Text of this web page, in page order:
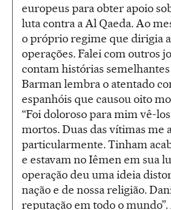
europeus para obter apoio
luta contra a Al Qaeda. Ao
o próprio regime que dirigia
operações. Falei com outros
contam histórias semelhantes
Barman lembra o atentado
espanhóis que causou oito
“Foi doloroso para mim vê-
mortos. Duas das vítimas me
particularmente. Tinham
e estavam no Iêmen em sua
operação deu uma ideia
nação e de nossa religião.
reputação em todo o